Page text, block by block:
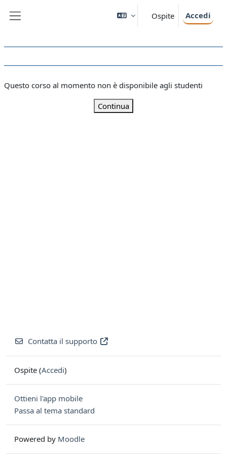
Ospite Accedi
Questo corso al momento non è disponibile agli studenti
Continua
Contatta il supporto
Ospite (Accedi)
Ottieni l'app mobile
Passa al tema standard
Powered by Moodle